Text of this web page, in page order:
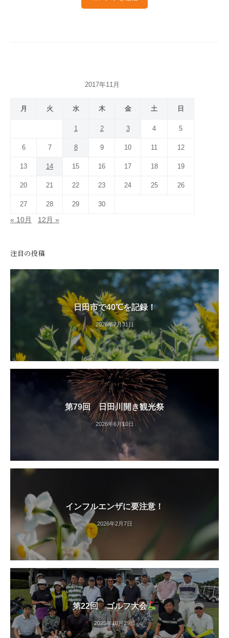
2017年11月
月 火 水 木 金 土 日
1 2 3 4 5
6 7 8 9 10 11 12
13 14 15 16 17 18 19
20 21 22 23 24 25 26
27 28 29 30
« 10月 12月 »
注目の投稿
日田市で40℃を記録！
2026年7月31日
第79回 日田川開き観光祭
2026年6月10日
インフルエンザに要注意！
2026年2月7日
第22回 ゴルフ大会
2025年10月29日